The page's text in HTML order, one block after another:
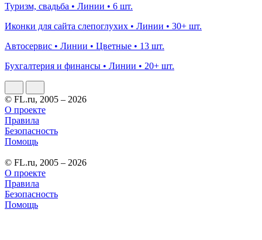
Туризм, свадьба • Линии • 6 шт.
Иконки для сайта слепоглухих • Линии • 30+ шт.
Автосервис • Линии • Цветные • 13 шт.
Бухгалтерия и финансы • Линии • 20+ шт.
© FL.ru, 2005 – 2026
О проекте
Правила
Безопасность
Помощь
© FL.ru, 2005 – 2026
О проекте
Правила
Безопасность
Помощь